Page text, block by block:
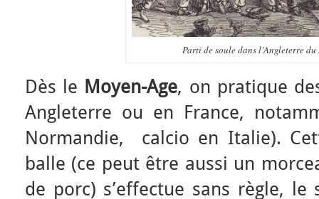
Parti de soule dans l’Angleterre
Dès le Moyen-Age, on pratique
Angleterre ou en France,
Normandie, calcio en Italie).
balle (ce peut être aussi un
de porc) s’effectue sans règle,